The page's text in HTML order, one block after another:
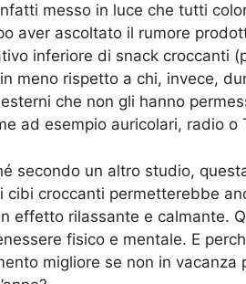
messo in luce che tutti
aver ascoltato il rumore
inferiore di snack croccanti
meno rispetto a chi, invece,
che non gli hanno
ad esempio auricolari, radio o
secondo un altro studio,
cibi croccanti permetterebbe
effetto rilassante e calmante.
fisico e mentale. E
migliore se non in